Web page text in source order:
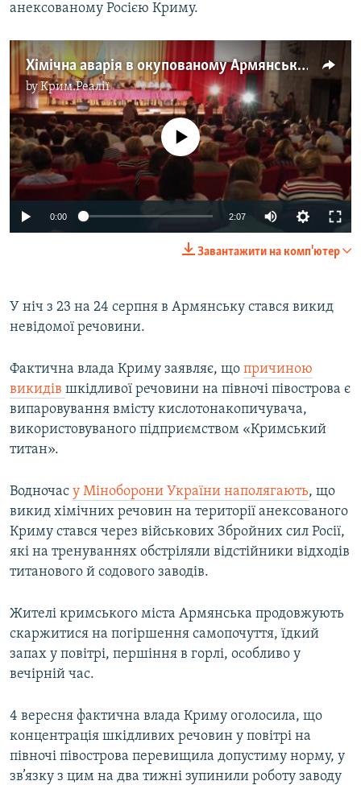
анексованому Росією Криму.
Хімічна аварія в окупованому Армянську: в Каланчаку зібрали термінові збори мешканців – відео
byКрим.Реалії
No media source currently available
0:00 2:07
Завантажити на комп'ютер
У ніч з 23 на 24 серпня в Армянську стався викид
невідомої речовини.
Фактична влада Криму заявляє, що причиною
викидів шкідливої речовини на півночі півострова є
випаровування вмісту кислотонакопичувача,
використовуваного підприємством «Кримський
титан».
Водночас у Міноборони України наполягають, що
викид хімічних речовин на території анексованого
Криму стався через військових Збройних сил Росії,
які на тренуваннях обстріляли відстійники відходів
титанового й содового заводів.
Жителі кримського міста Армянська продовжують
скаржитися на погіршення самопочуття, їдкий
запах у повітрі, першіння в горлі, особливо у
вечірній час.
4 вересня фактична влада Криму оголосила, що
концентрація шкідливих речовин у повітрі на
півночі півострова перевищила допустиму норму, у
зв’язку з цим на два тижні зупинили роботу заводу